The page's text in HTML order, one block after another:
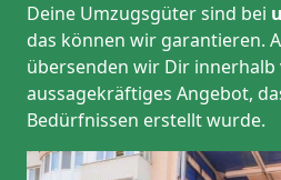
Deine Umzugsgüter sind bei
das können wir garantieren.
übersenden wir Dir
aussagekräftiges Angebot,
Bedürfnissen erstellt wurde.